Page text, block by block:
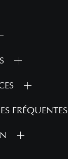
FRÉQUENTES